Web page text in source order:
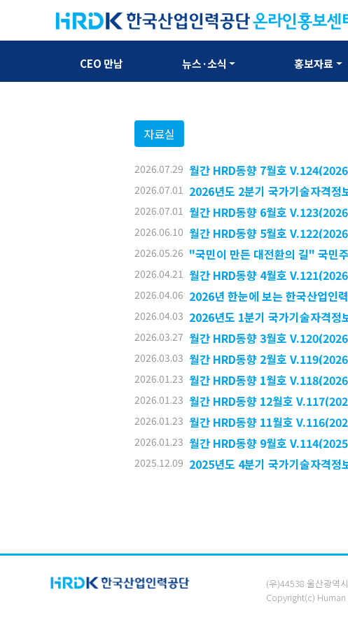
CEO 만남 뉴스·소식 홍보자료
자료실
2026.07.29 월간 HRD동향 7월호
2026.07.01 2026년도 2분기 국가기술자격정
2026.07.01 월간 HRD동향 6월호
2026.06.10 월간 HRD동향 5월호
2026.05.26 "국민이 만든 대전환의 길" 국민
2026.04.21 월간 HRD동향 4월호
2026.04.06 2026년 한눈에 보는 한국산업인
2026.04.03 2026년도 1분기 국가기술자격정
2026.03.27 월간 HRD동향 3월호
2026.03.03 월간 HRD동향 2월호
2026.01.23 월간 HRD동향 1월호
2026.01.23 월간 HRD동향 12월호
2026.01.23 월간 HRD동향 11월호
2026.01.23 월간 HRD동향 9월호
2025.12.09 2025년도 4분기 국가기술자격정
(우)44538 울산광역
Copyright(c)